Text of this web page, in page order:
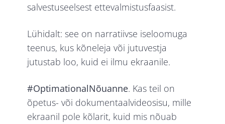
salvestuseelsest ettevalmistusfaasist.
Lühidalt: see on narratiivse iseloomuga
teenus, kus kõneleja või jutuvestja
jutustab loo, kuid ei ilmu ekraanile.
#OptimationalNõuanne. Kas teil on
õpetus- või dokumentaalvideosisu, mille
ekraanil pole kõlarit, kuid mis nõuab